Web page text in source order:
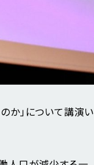
か」について講演い